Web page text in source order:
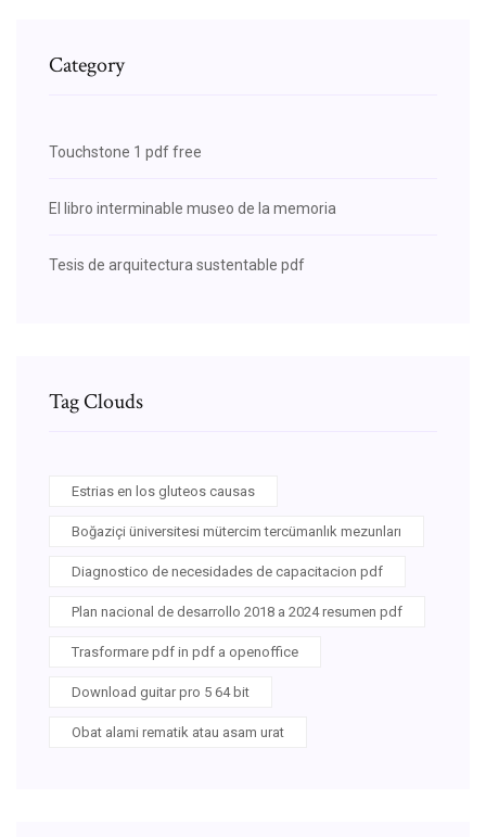
Category
Touchstone 1 pdf free
El libro interminable museo de la memoria
Tesis de arquitectura sustentable pdf
Tag Clouds
Estrias en los gluteos causas
Boğaziçi üniversitesi mütercim tercümanlık mezunları
Diagnostico de necesidades de capacitacion pdf
Plan nacional de desarrollo 2018 a 2024 resumen pdf
Trasformare pdf in pdf a openoffice
Download guitar pro 5 64 bit
Obat alami rematik atau asam urat